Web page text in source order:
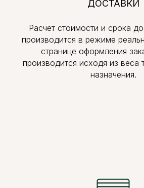
ДОСТАВКИ
Расчет стоимости и срока
производится в режиме
странице оформления
производится исходя из веса
назначения.